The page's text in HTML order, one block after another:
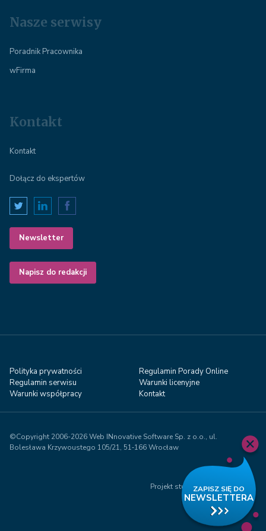
Nasze serwisy
Poradnik Pracownika
wFirma
Kontakt
Kontakt
Dołącz do ekspertów
Newsletter
Napisz do redakcji
Polityka prywatności
Regulamin Porady Online
Regulamin serwisu
Warunki licenyjne
Warunki współpracy
Kontakt
©Copyright 2006-2026 Web INnovative Software Sp. z o.o., ul.
Bolesława Krzywoustego 105/21, 51‑166 Wrocław
Projekt studio Visual71.com